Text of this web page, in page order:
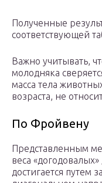
Полученные
соответствующей
Важно учитывать,
молодняка
масса тела
возраста, не
По Фройвену
Представленным
веса
достигается путем